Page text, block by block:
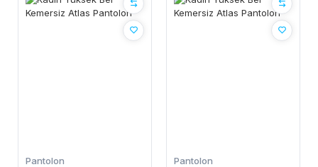
Pantolon Pantolon